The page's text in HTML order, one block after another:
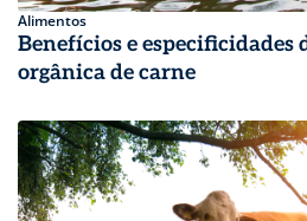
Alimentos
Benefícios e especificidades
orgânica de carne